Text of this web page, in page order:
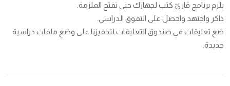
يلزم برنامج قارئ كتب لجهازك حتى تفتح الملزمة.
ذاكر واجتهد واحصل على التفوق الدراسي.
ضع تعليقات في صندوق التعليقات لتحفيزنا على وضع ملفات دراسية
جديدة.